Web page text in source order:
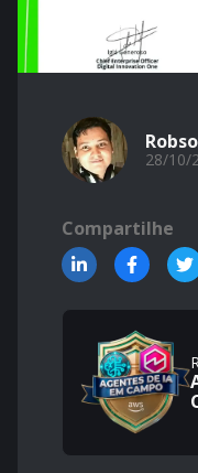
28/10/
Compartilhe